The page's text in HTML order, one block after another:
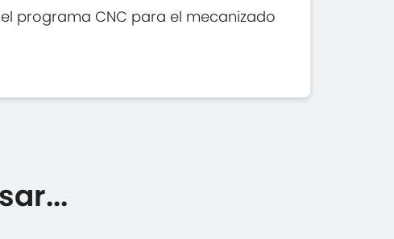
programa CNC para el mecanizado